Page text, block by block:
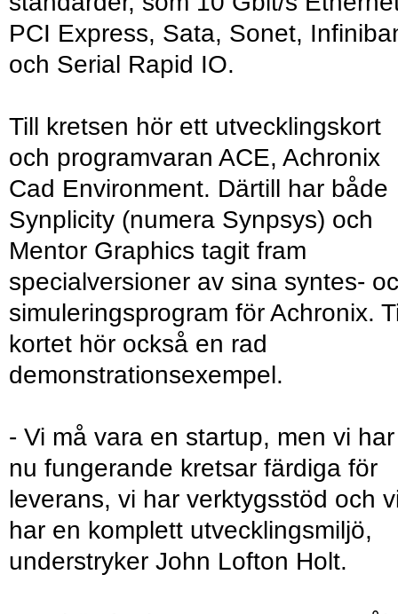
PCI Express, Sata, Sonet,
och Serial Rapid IO.
Till kretsen hör ett utvecklingskort
och programvaran ACE, Achronix
Cad Environment. Därtill har både
Synplicity (numera Synpsys) och
Mentor Graphics tagit fram
specialversioner av sina syntes-
simuleringsprogram för Achronix.
kortet hör också en rad
demonstrationsexempel.
- Vi må vara en startup, men vi har
nu fungerande kretsar färdiga för
leverans, vi har verktygsstöd och
har en komplett utvecklingsmiljö,
understryker John Lofton Holt.